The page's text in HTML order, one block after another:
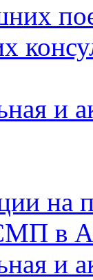
и
на
в
и